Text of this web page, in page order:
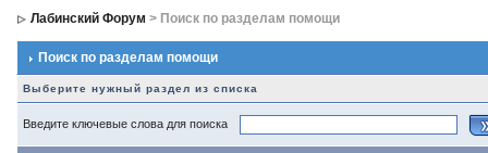
Лабинский Форум > Поиск по разделам помощи
Поиск по разделам помощи
Выберите нужный раздел из списка
Введите ключевые слова для поиска